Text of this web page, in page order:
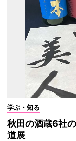
学ぶ・知る
秋田の酒蔵6社
道展